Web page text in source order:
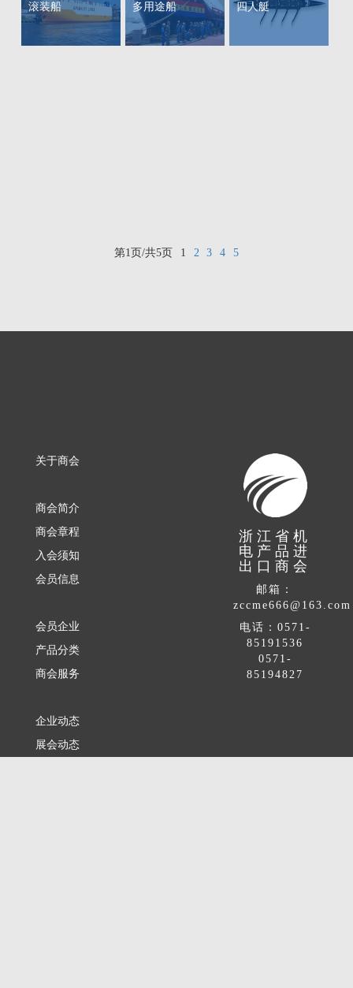
滚装船 多用途船 四人艇
第1页/共5页 1 2 3 4 5
关于商会
商会简介
商会章程
入会须知
会员信息
会员企业
产品分类
商会服务
企业动态
展会动态
浙江省机
电产品进
出口商会
邮箱：
zccme666@163.com
电话：0571-
85191536
0571-
85194827